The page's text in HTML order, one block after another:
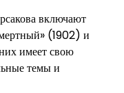
включают
(1902) и
имеет свою
темы и